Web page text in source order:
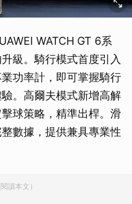
WATCH GT 6系
級。騎行模式首度引入
功率計，即可掌握騎行
。高爾夫模式新增高解
球策略，精準出桿。滑
數據，提供兼具專業性
讀本文）